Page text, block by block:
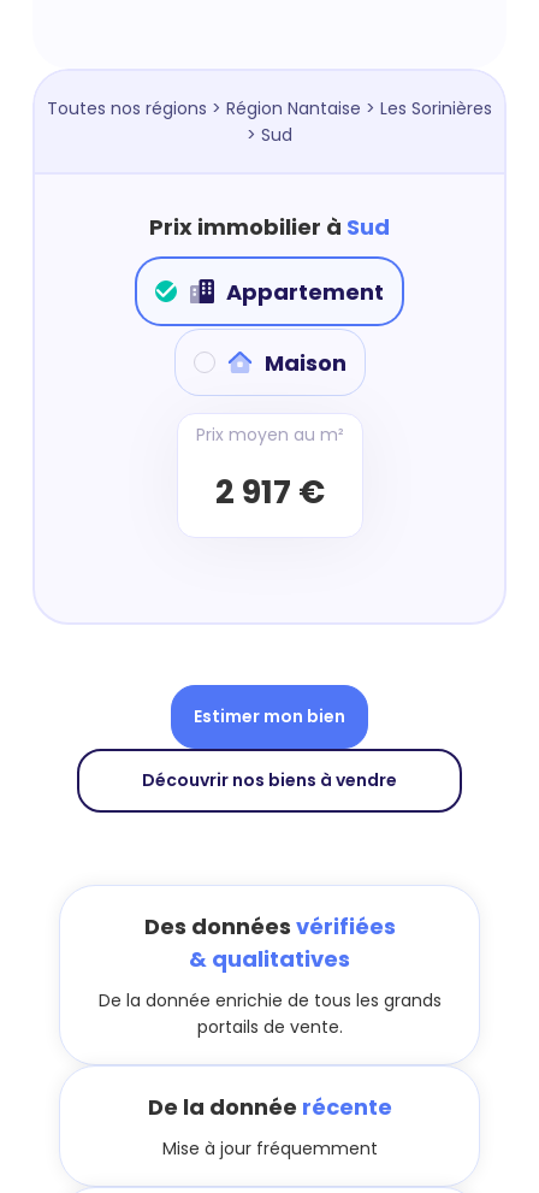
Toutes nos régions > Région Nantaise > Les Sorinières
> Sud
Prix immobilier à Sud
Appartement
Maison
Prix moyen au m²
2 917 €
Estimer mon bien
Découvrir nos biens à vendre
Des données vérifiées
& qualitatives
De la donnée enrichie de tous les grands
portails de vente.
De la donnée récente
Mise à jour fréquemment